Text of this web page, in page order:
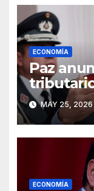
ECONOMÍA
Paz
alMAY 25, 2026
ECONOMÍA